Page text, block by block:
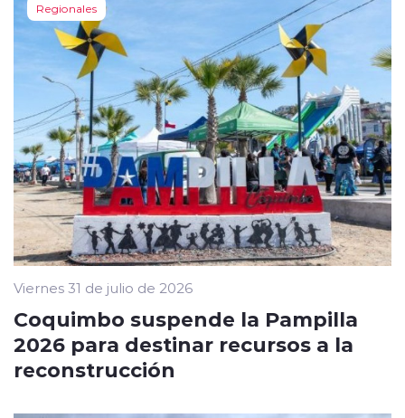
Regionales
Viernes 31 de julio de 2026
Coquimbo suspende la Pampilla
2026 para destinar recursos a la
reconstrucción